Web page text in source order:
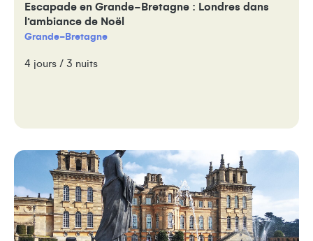
Escapade en Grande-Bretagne : Londres dans
l’ambiance de Noël
Grande-Bretagne
4 jours / 3 nuits